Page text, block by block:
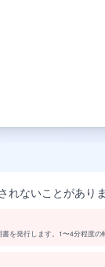
ないことがあり
を発行します。1〜4分程度の